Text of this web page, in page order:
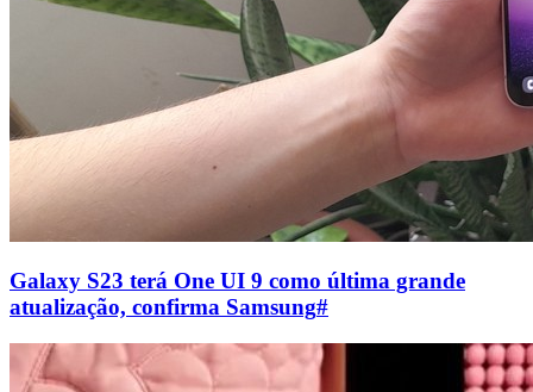
Galaxy S23 terá One UI 9 como última grande
atualização, confirma Samsung#